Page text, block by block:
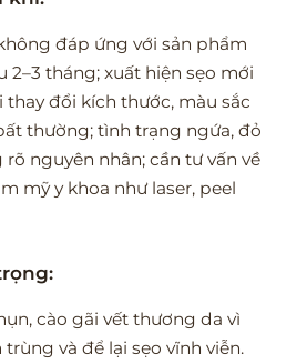
đáp ứng với sản phẩm
2–3 tháng; xuất hiện sẹo mới
thay đổi kích thước, màu sắc
thường; tình trạng ngứa, đỏ
nguyên nhân; cần tư vấn về
mỹ y khoa như laser, peel
cào gãi vết thương da vì
và để lại sẹo vĩnh viễn.